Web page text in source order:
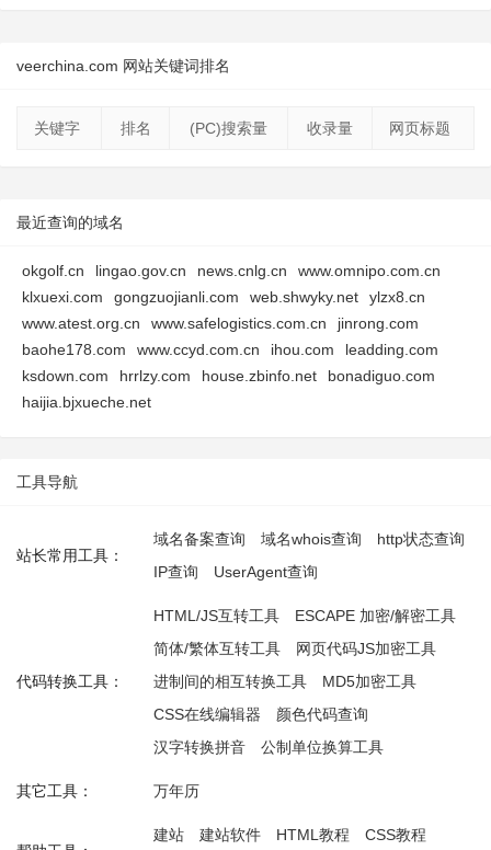
veerchina.com 网站关键词排名
关键字 排名 (PC)搜索量 收录量 网页标题
最近查询的域名
okgolf.cn lingao.gov.cn news.cnlg.cn
www.omnipo.com.cn
klxuexi.com
gongzuojianli.com web.shwyky.net
ylzx8.cn
www.atest.org.cn
www.safelogistics.com.cn
jinrong.com
baohe178.com
www.ccyd.com.cn ihou.com
leadding.com
ksdown.com
hrrlzy.com house.zbinfo.net
bonadiguo.com
haijia.bjxueche.net
工具导航
站长常用工具：
域名备案查询 域名whois查询
http状态查询
IP查询
UserAgent查询
代码转换工具：
HTML/JS互转工具
ESCAPE 加密/解密工具
简体/繁体互转工具
网页代码JS加密工具
进制间的相互转换工具
MD5加密工具
CSS在线编辑器
颜色代码查询
汉字转换拼音
公制单位换算工具
其它工具： 万年历
建站 建站软件 HTML教程 CSS教程